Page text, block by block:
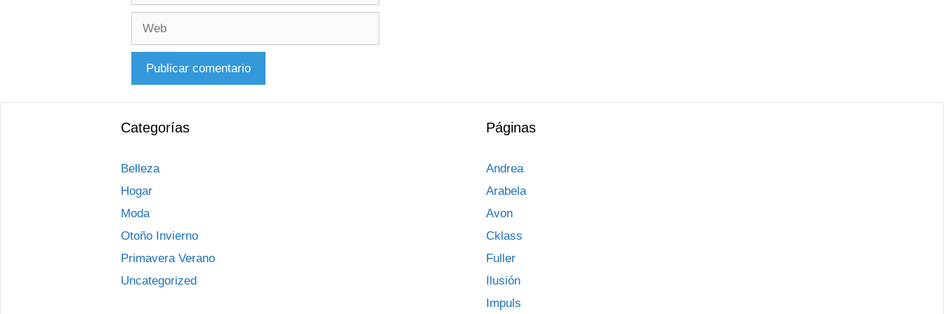
Categorías
Belleza
Hogar
Moda
Otoño Invierno
Primavera Verano
Uncategorized
Páginas
Andrea
Arabela
Avon
Cklass
Fuller
Ilusión
Impuls